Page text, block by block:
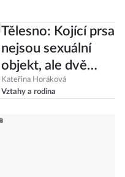
Tělesno: Kojící prsa
nejsou sexuální
objekt, ale dvě
lahve mléka
Kateřina Horáková
Vztahy a rodina